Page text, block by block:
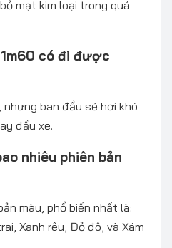
mạt kim loại trong quá
có đi được
ban đầu sẽ hơi khó
đầu xe.
nhiêu phiên bản
màu, phổ biến nhất là:
Xanh rêu, Đỏ đô, và Xám